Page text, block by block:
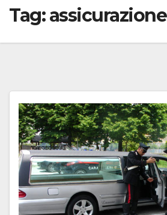
Tag:assicurazione